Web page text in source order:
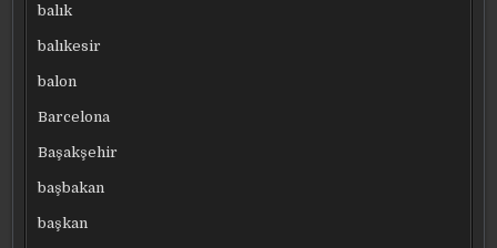
balık
balıkesir
balon
Barcelona
Başakşehir
başbakan
başkan